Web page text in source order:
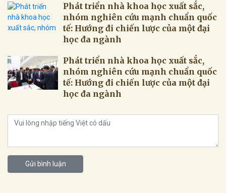
Phát triển nhà khoa học xuất sắc,
nhóm nghiên cứu mạnh chuẩn quốc
tế: Hướng đi chiến lược của một đại
học đa ngành
Phát triển nhà khoa học xuất sắc,
nhóm nghiên cứu mạnh chuẩn quốc
tế: Hướng đi chiến lược của một đại
học đa ngành
Gửi bình luận